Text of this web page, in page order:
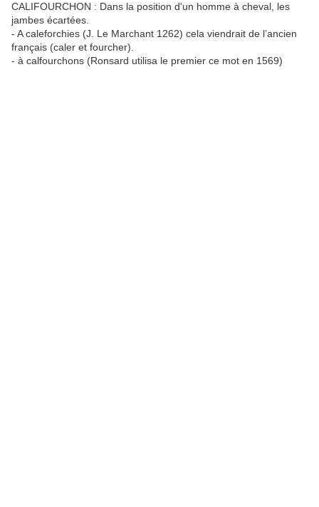
CALIFOURCHON : Dans la position d'un homme à cheval, les
jambes écartées.
- A caleforchies (J. Le Marchant 1262) cela viendrait de l’ancien
français (caler et fourcher).
- à calfourchons (Ronsard utilisa le premier ce mot en 1569)